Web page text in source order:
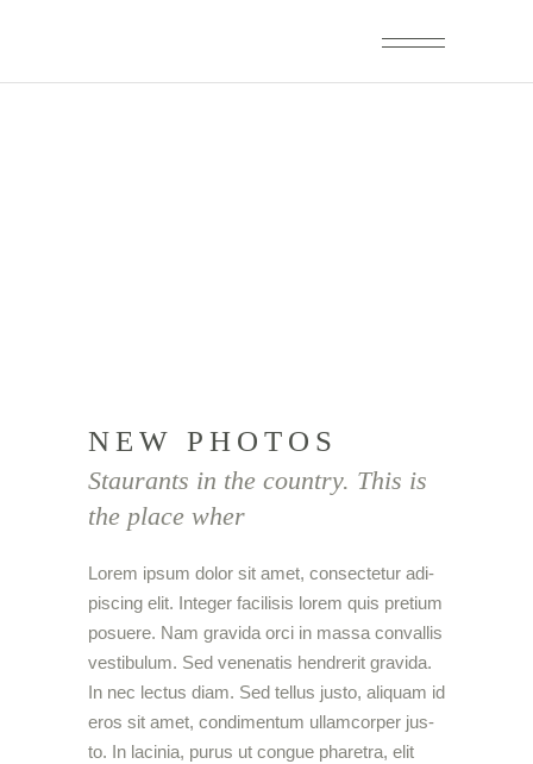
NEW PHOTOS
Staurants in the country. This is
the place wher
Lorem ipsum dolor sit amet, con­sec­te­tur adi­
pi­scing elit. Inte­ger faci­li­sis lorem quis pre­ti­um
posue­re. Nam gra­vi­da orci in mas­sa con­val­lis
ves­ti­bu­lum. Sed venena­tis hendre­rit gra­vi­da.
In nec lec­tus diam. Sed tel­lus jus­to, ali­quam id
eros sit amet, con­di­men­tum ullam­cor­per jus­
to. In laci­n­ia, purus ut con­gue pha­re­tra, elit